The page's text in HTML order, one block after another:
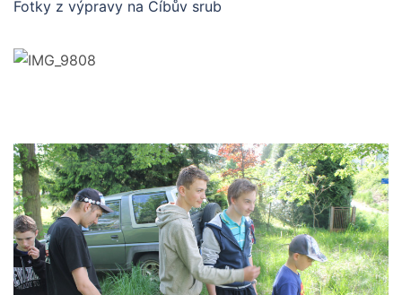
Fotky z výpravy na Cíbův srub